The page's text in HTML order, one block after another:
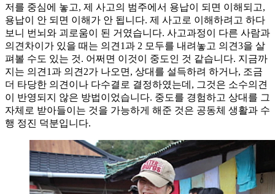
저를 중심에 놓고, 제 사고의 범주에서 용납이 되면 이해되고,
용납이 안 되면 이해가 안 됩니다. 제 사고로 이해하려고 하다
보니 번뇌와 괴로움이 된 거였습니다. 사고과정이 다른 사람과
의견차이가 있을 때는 의견1과 2 모두를 내려놓고 의견3을 살
펴볼 수도 있는 것. 어쩌면 이것이 중도인 것 같습니다. 지금까
지는 의견1과 의견2가 나오면, 상대를 설득하려 하거나, 조금
더 타당한 의견이나 다수결로 결정하였는데, 그것은 소수의견
이 반영되지 않은 방법이었습니다. 중도를 경험하고 상대를 그
자체로 받아들이는 것을 가능하게 해준 것은 공동체 생활과 수
행 정진 덕분입니다.